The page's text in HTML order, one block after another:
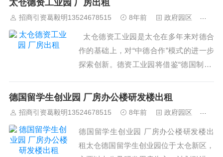
太仓德资工业园 厂房出租
招商引资葛毅明13524678515 8年前 政府园区
太仓德资工业园是太仓在多年来对德合
作的基础上，对“中德合作”模式的进一步
探索创新。德资工业园将借鉴“德国制造”
值高、示范带动效应好的德国中小企业，
合作，促进中国中小企业加快结构调...
德国留学生创业园 厂房办公楼研发楼出租
招商引资葛毅明13524678515 8年前 政府园区
德国留学生创业园 厂房办公楼研发楼出
租太仓德国留学生创业园位于太仓新区，